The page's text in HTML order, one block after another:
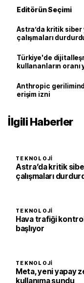
Editörün Seçimi
Astra’da kritik siber
çalışmaları
Türkiye'de
kullananların
Anthropic
erişim izni
İlgili Haberler
TEKNOLOJI
Astra’da kritik
çalışmaları
TEKNOLOJI
Hava trafiği
başlıyor
TEKNOLOJI
Meta, yeni yapay
kullanıma sundu